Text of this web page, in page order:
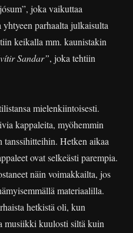
joka vaikuttaa
parhaalta julkaisulta
keikalla mm. kaunistakin
Sandar”, joka tehtiin
mielenkiintoisesti.
kappaleita, myöhemmin
Hetken aikaa
ovat selkeästi parempia.
näin voimakkailta, jos
materiaalilla.
hetkistä oli, kun
musiikki kuulosti siltä kuin